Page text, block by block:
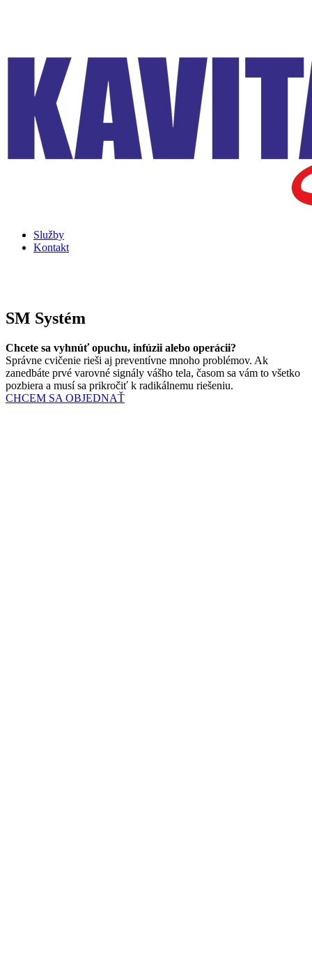
Služby
Kontakt
SM Systém
Chcete sa vyhnúť opuchu, infúzii alebo operácii?
Správne cvičenie rieši aj preventívne mnoho problémov. Ak
zanedbáte prvé varovné signály vášho tela, časom sa vám to všetko
pozbiera a musí sa prikročiť k radikálnemu riešeniu.
CHCEM SA OBJEDNAŤ